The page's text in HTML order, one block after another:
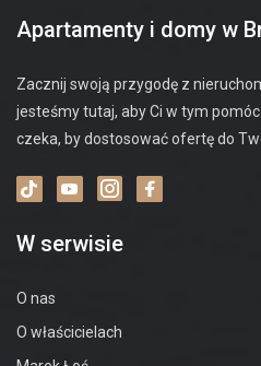
Apartamenty i domy w
Zacznij swoją przygodę z
jesteśmy tutaj, aby Ci w tym
czeka, by dostosować ofertę do
W serwisie
O nas
O właścicielach